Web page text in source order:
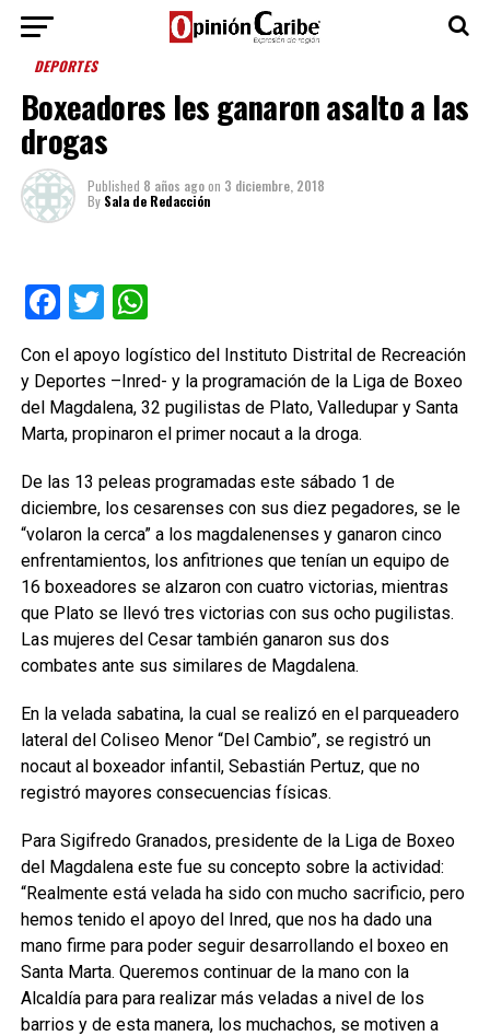
DEPORTES
Boxeadores les ganaron asalto a las
drogas
Published 8 años agoon 3 diciembre, 2018
By Sala de Redacción
Facebook
TwitterWhatsApp
Con el apoyo logístico del Instituto Distrital de Recreación
y Deportes –Inred- y la programación de la Liga de Boxeo
del Magdalena, 32 pugilistas de Plato, Valledupar y Santa
Marta, propinaron el primer nocaut a la droga.
De las 13 peleas programadas este sábado 1 de
diciembre, los cesarenses con sus diez pegadores, se le
“volaron la cerca” a los magdalenenses y ganaron cinco
enfrentamientos, los anfitriones que tenían un equipo de
16 boxeadores se alzaron con cuatro victorias, mientras
que Plato se llevó tres victorias con sus ocho pugilistas.
Las mujeres del Cesar también ganaron sus dos
combates ante sus similares de Magdalena.
En la velada sabatina, la cual se realizó en el parqueadero
lateral del Coliseo Menor “Del Cambio”, se registró un
nocaut al boxeador infantil, Sebastián Pertuz, que no
registró mayores consecuencias físicas.
Para Sigifredo Granados, presidente de la Liga de Boxeo
del Magdalena este fue su concepto sobre la actividad:
“Realmente está velada ha sido con mucho sacrificio, pero
hemos tenido el apoyo del Inred, que nos ha dado una
mano firme para poder seguir desarrollando el boxeo en
Santa Marta. Queremos continuar de la mano con la
Alcaldía para para realizar más veladas a nivel de los
barrios y de esta manera, los muchachos, se motiven a